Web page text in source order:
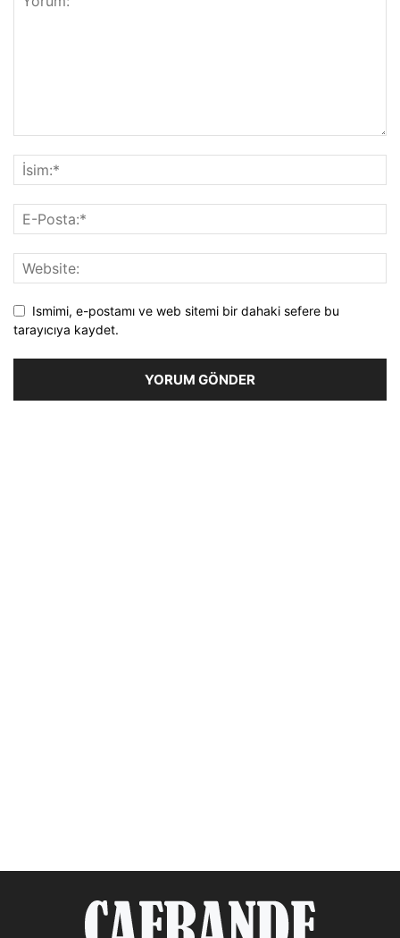
Ismimi, e-postamı ve web sitemi bir dahaki sefere bu
tarayıcıya kaydet.